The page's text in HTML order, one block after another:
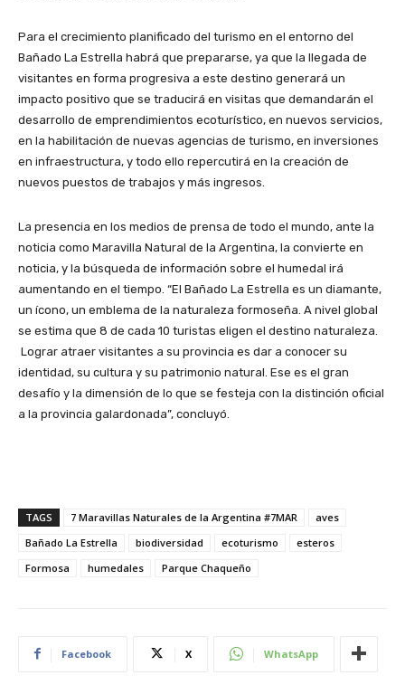
Para el crecimiento planificado del turismo en el entorno del
Bañado La Estrella habrá que prepararse, ya que la llegada de
visitantes en forma progresiva a este destino generará un
impacto positivo que se traducirá en visitas que demandarán el
desarrollo de emprendimientos ecoturístico, en nuevos servicios,
en la habilitación de nuevas agencias de turismo, en inversiones
en infraestructura, y todo ello repercutirá en la creación de
nuevos puestos de trabajos y más ingresos.
La presencia en los medios de prensa de todo el mundo, ante la
noticia como Maravilla Natural de la Argentina, la convierte en
noticia, y la búsqueda de información sobre el humedal irá
aumentando en el tiempo. “El Bañado La Estrella es un diamante,
un ícono, un emblema de la naturaleza formoseña. A nivel global
se estima que 8 de cada 10 turistas eligen el destino naturaleza.
Lograr atraer visitantes a su provincia es dar a conocer su
identidad, su cultura y su patrimonio natural. Ese es el gran
desafío y la dimensión de lo que se festeja con la distinción oficial
a la provincia galardonada”, concluyó.
TAGS 7 Maravillas Naturales de la Argentina #7MAR
aves
Bañado La Estrella
biodiversidad ecoturismo
esteros
Formosa
humedales Parque Chaqueño
Facebook X WhatsApp